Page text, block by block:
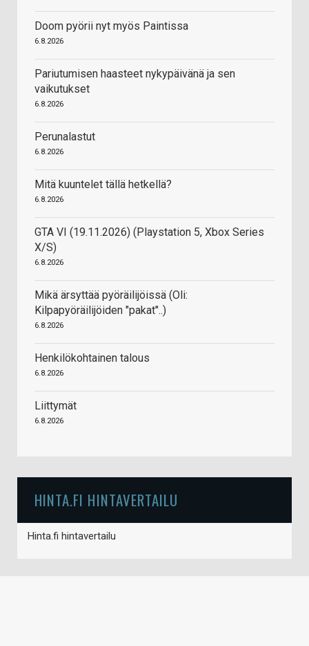
Doom pyörii nyt myös Paintissa
6.8.2026
Pariutumisen haasteet nykypäivänä ja sen
vaikutukset
6.8.2026
Perunalastut
6.8.2026
Mitä kuuntelet tällä hetkellä?
6.8.2026
GTA VI (19.11.2026) (Playstation 5, Xbox Series
X/S)
6.8.2026
Mikä ärsyttää pyöräilijöissä (Oli:
Kilpapyöräilijöiden "pakat"..)
6.8.2026
Henkilökohtainen talous
6.8.2026
Liittymät
6.8.2026
HINTA.FI HINTAVERTAILU
Hinta.fi hintavertailu